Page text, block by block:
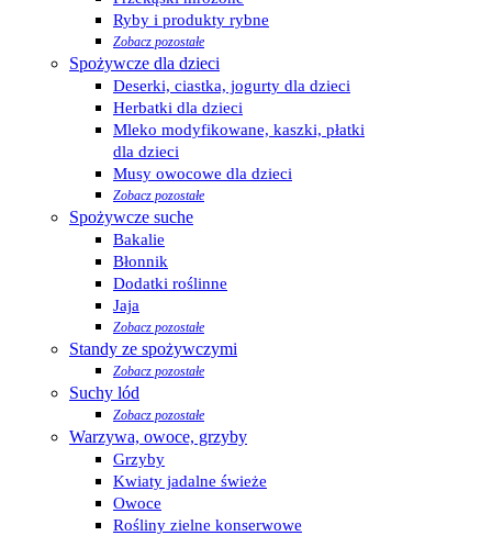
Ryby i produkty rybne
Zobacz pozostałe
Spożywcze dla dzieci
Deserki, ciastka, jogurty dla dzieci
Herbatki dla dzieci
Mleko modyfikowane, kaszki, płatki
dla dzieci
Musy owocowe dla dzieci
Zobacz pozostałe
Spożywcze suche
Bakalie
Błonnik
Dodatki roślinne
Jaja
Zobacz pozostałe
Standy ze spożywczymi
Zobacz pozostałe
Suchy lód
Zobacz pozostałe
Warzywa, owoce, grzyby
Grzyby
Kwiaty jadalne świeże
Owoce
Rośliny zielne konserwowe